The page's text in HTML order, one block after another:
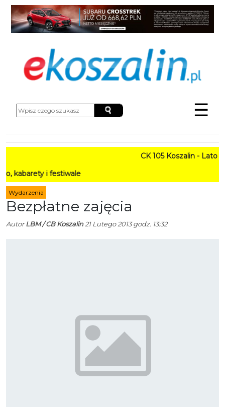
☰
CK 105 Koszalin - Lato w
i festiwale
Wydarzenia
Bezpłatne zajęcia
AutorLBM / CB Koszalin21 Lutego 2013 godz. 13:32